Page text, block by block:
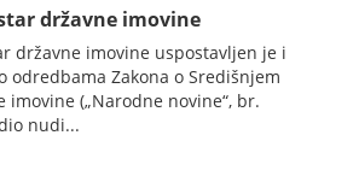
državne imovine
državne imovine uspostavljen je i
odredbama Zakona o Središnjem
imovine („Narodne novine“, br.
nudi...